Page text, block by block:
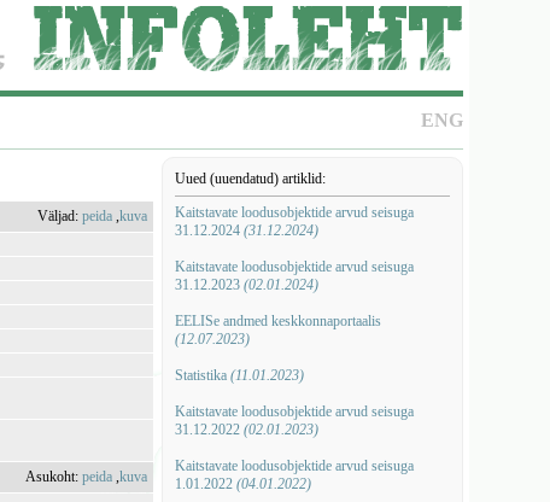
ENG
Uued (uuendatud) artiklid:
Kaitstavate loodusobjektide arvud seisuga
31.12.2024 (31.12.2024)
Kaitstavate loodusobjektide arvud seisuga
31.12.2023 (02.01.2024)
EELISe andmed keskkonnaportaalis
(12.07.2023)
Statistika (11.01.2023)
Kaitstavate loodusobjektide arvud seisuga
31.12.2022 (02.01.2023)
Kaitstavate loodusobjektide arvud seisuga
1.01.2022 (04.01.2022)
Väljad:peida ,kuva
Asukoht:peida ,kuva